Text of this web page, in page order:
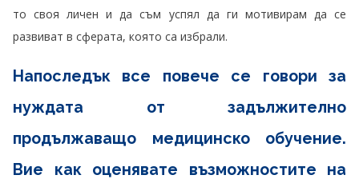
то своя личен и да съм успял да ги мотивирам да се
развиват в сферата, която са избрали.
Напоследък все повече се говори за
нуждата от задължително
продължаващо медицинско обучение.
Вие как оценявате възможностите на